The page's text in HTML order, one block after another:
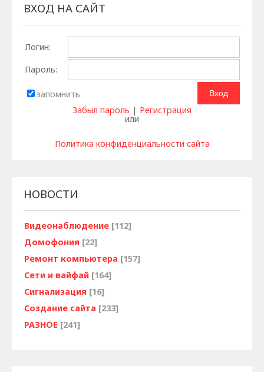
ВХОД НА САЙТ
Логин:
Пароль:
запомнить
Забыл пароль | Регистрация
или
Политика конфиденциальности сайта
НОВОСТИ
Видеонаблюдение [112]
Домофония [22]
Ремонт компьютера [157]
Сети и вайфай [164]
Сигнализация [16]
Создание сайта [233]
РАЗНОЕ [241]